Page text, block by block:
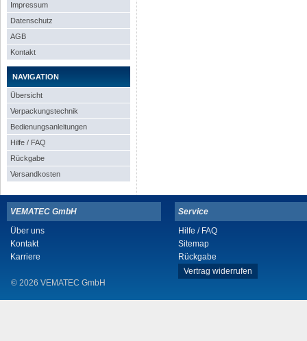
Impressum
Datenschutz
AGB
Kontakt
NAVIGATION
Übersicht
Verpackungstechnik
Bedienungsanleitungen
Hilfe / FAQ
Rückgabe
Versandkosten
VEMATEC GmbH
Über uns
Kontakt
Karriere
© 2026 VEMATEC GmbH
Service
Hilfe / FAQ
Sitemap
Rückgabe
Vertrag widerrufen